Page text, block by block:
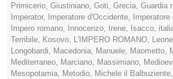
Primicerio, Giustiniano, Goti, Grecia, Guardia
Imperator, Imperatore d'Occidente,
Impero romano, Innocenzo, Irene, Isacco,
Terribile, Kosovo, L'IMPERO ROMANO, Leone
Longobardi, Macedonia, Manuele, Maometto,
Mediterraneo, Marciano, Massimiano,
Mesopotamia, Metodio, Michele il Balbuziente,